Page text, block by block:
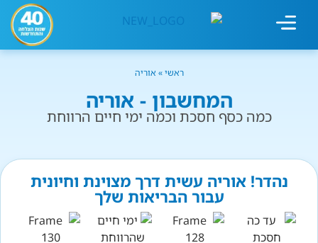
ראשי» אוריה
המחשבון - אוריה
כמה כסף חסכת וכמה ימי חיים הרווחת
נהדר! אוריה עשית דרך מצוינת וחיונית
עבור הבריאות שלך